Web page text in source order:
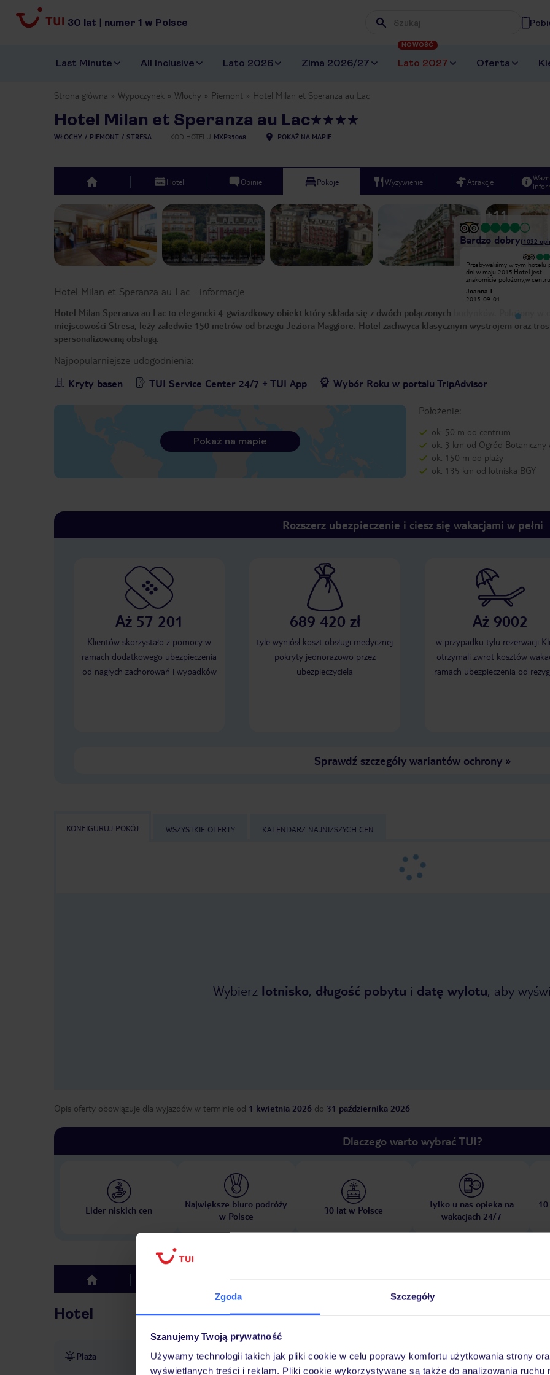
Zgoda Szczegóły
Szanujemy Twoją prywatność
Używamy technologii takich jak pliki cookie w celu poprawy komfortu użytkowania strony
wyświetlanych treści i reklam. Pliki cookie wykorzystywane są także do analizowania ruchu
30 lat | numer 1 w Polsce Wpisz frazę, której szukasz
Last Minute All Inclusive Lato 2026 Zima 2026/27 Lato 2027
NOWOŚĆ
Oferta
Strona główna Wypoczynek Włochy Piemont Hotel Milan et Speranza au Lac
Hotel Milan et Speranza au Lac
WŁOCHY PIEMONT STRESA KOD HOTELU MXP35068 POKAŻ NA MAPIE
top Hotel Opinie Pokoje Wyżywienie Atrakcje
Previous slide +11
Bardzo dobry(1032
Przebywaliśmy w tym hotelu przez 4
Pokoje w hotelu nieco
przestarzałe,brak lodówki w
pokoju,słabe ciśnienie wody.Ubogie
śniadania.Za to przemiły personel i
Przebywaliśmy w tym hotelu
dni w maju 2015.Hotel jest
znakomicie położony,w
której kursują statki na wyspy
Boromejskie.Widok z balkonu
przestarzałe,brak lodówki w
pokoju,słabe ciśnienie
śniadania.Za to przemiły
Joanna T
2015-09-01
Hotel Milan et Speranza au Lac - informacje
Hotel Milan Speranza au Lac to elegancki 4-gwiazdkowy obiekt który składa się z dwóch połączonych budynków. Położony w
miejscowości Stresa, leży zaledwie 150 metrów od brzegu Jeziora Maggiore. Hotel zachwyca klasycznym wystrojem oraz
spersonalizowaną obsługą.
Najpopularniejsze udogodnienia:
Kryty basen
TUI Service Center 24/7 + TUI App Wybór Roku w portalu TripAdvisor
Położenie:
ok. 50 m od centrum
ok. 3 km od Ogród Botaniczny
ok. 150 m od plaży
ok. 135 km od lotniska BGY
Pokaż na mapie
Rozszerz ubezpieczenie i ciesz się wakacjami w pełni
Aż 57 201
Klientów skorzystało z pomocy w
ramach dodatkowego ubezpieczenia
od nagłych zachorowań i wypadków
689 420 zł
tyle wyniósł koszt obsługi medycznej
pokryty jednorazowo przez
ubezpieczyciela
Aż 9002
w przypadku tylu rezerwacji
otrzymali zwrot kosztów
ramach ubezpieczenia od
Sprawdź szczegóły wariantów ochrony»
KONFIGURUJ POKÓJ WSZYSTKIE OFERTY KALENDARZ NAJNIŻSZYCH CEN
Wybierz lotnisko, długość pobytu i datę wylotu, aby
Opis oferty obowiązuje dla wyjazdów w terminie od 1 kwietnia 2026 do 31 października 2026
Dlaczego warto wybrać TUI?
Lider niskich cen
Największe biuro podróży
w Polsce
30 lat w Polsce
Tylko u nas opieka na
wakacjach 24/7
top Hotel Opinie Pokoje Wyżywienie Atrakcje
Hotel
Plaża ok. 150 m od plaży